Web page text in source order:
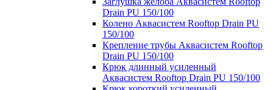
Drain PU 150/100
Колено Аквасистем Rooftop Drain PU
150/100
Крепление трубы Аквасистем Rooftop
Drain PU 150/100
Крюк длинный усиленный
Аквасистем Rooftop Drain PU 150/100